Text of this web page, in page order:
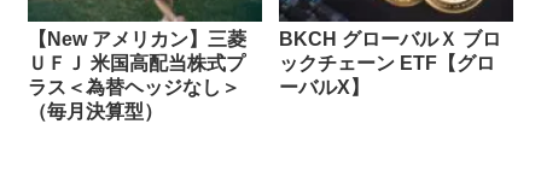
【New アメリカン】三菱
ＵＦＪ 米国高配当株式プ
ラス＜為替ヘッジなし＞
（毎月決算型）
BKCH グローバルＸ ブロ
ックチェーン ETF【グロ
ーバルX】